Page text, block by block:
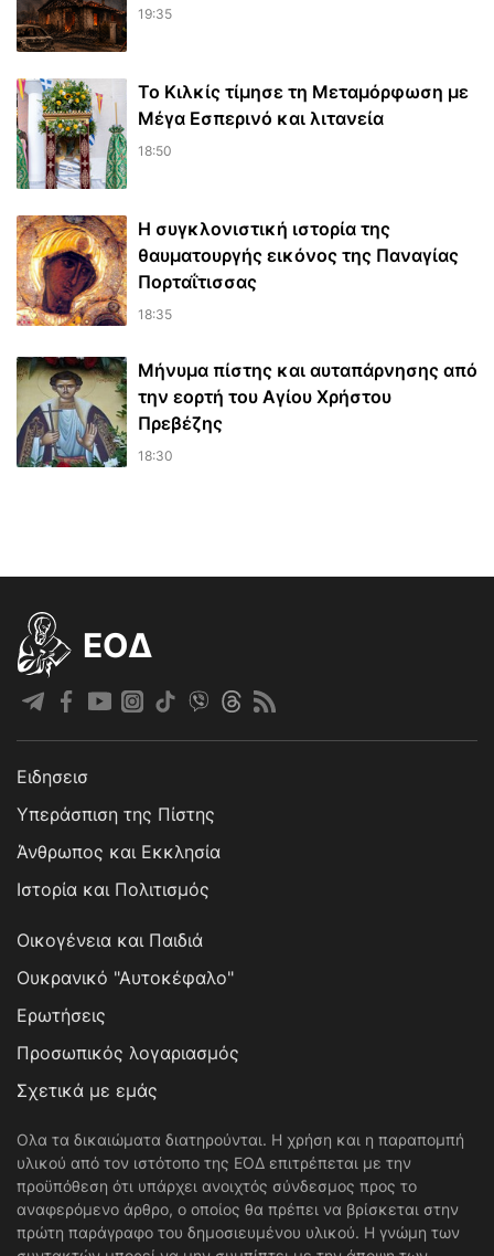
19:35
Το Κιλκίς τίμησε τη Μεταμόρφωση με
Μέγα Εσπερινό και λιτανεία
18:50
Η συγκλονιστική ιστορία της
θαυματουργής εικόνος της Παναγίας
Πορταΐτισσας
18:35
Μήνυμα πίστης και αυταπάρνησης από
την εορτή του Αγίου Χρήστου
Πρεβέζης
18:30
EOΔ
Ειδησεισ
Υπεράσπιση της Πίστης
Άνθρωπος και Εκκλησία
Ιστορία και Πολιτισμός
Οικογένεια και Παιδιά
Ουκρανικό "Αυτοκέφαλο"
Ερωτήσεις
Προσωπικός λογαριασμός
Σχετικά με εμάς
Ολα τα δικαιώματα διατηρούνται. Η χρήση και η παραπομπή
υλικού από τον ιστότοπο της ΕΟΔ επιτρέπεται με την
προϋπόθεση ότι υπάρχει ανοιχτός σύνδεσμος προς το
αναφερόμενο άρθρο, ο οποίος θα πρέπει να βρίσκεται στην
πρώτη παράγραφο του δημοσιευμένου υλικού. Η γνώμη των